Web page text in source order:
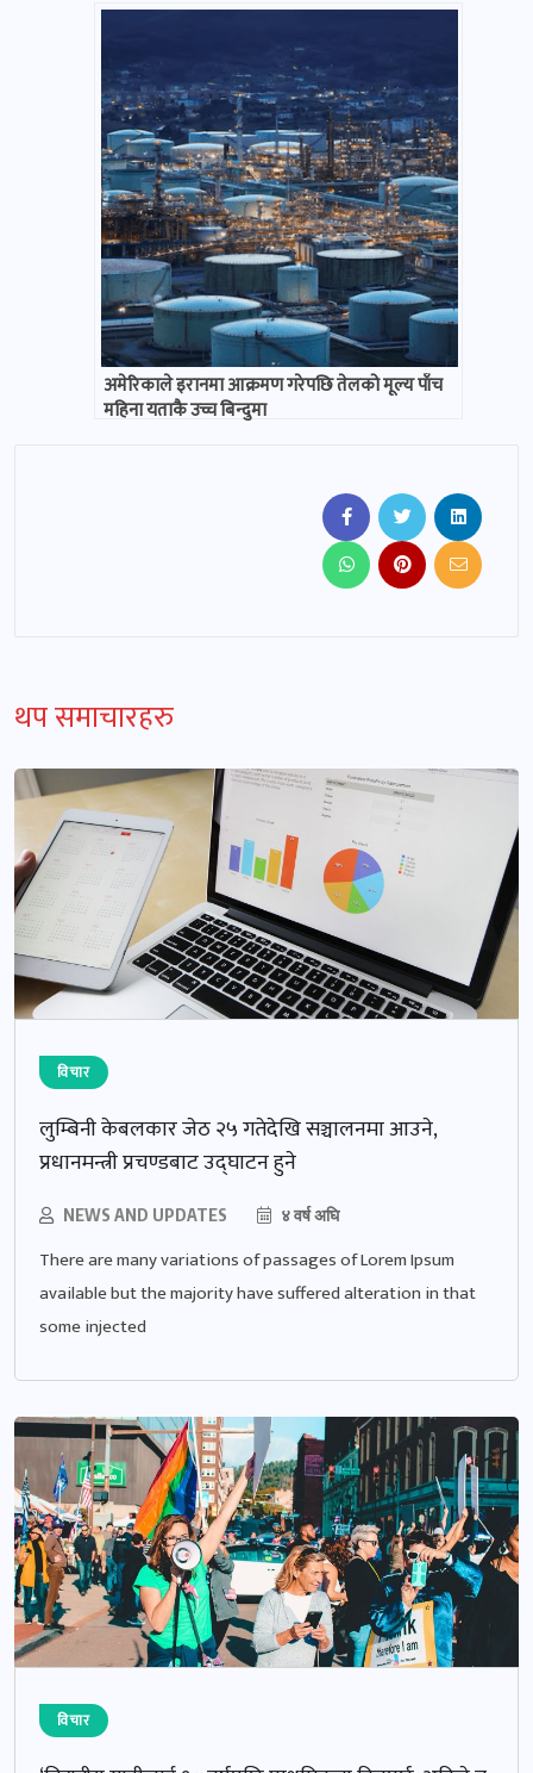
अमेरिकाले इरानमा आक्रमण गरेपछि तेलको मूल्य पाँच
महिना यताकै उच्च बिन्दुमा
थप समाचारहरु
विचार
लुम्बिनी केबलकार जेठ २५ गतेदेखि सञ्चालनमा आउने,
प्रधानमन्त्री प्रचण्डबाट उद्घाटन हुने
NEWS AND UPDATES ४ वर्ष अघि
There are many variations of passages of Lorem Ipsum
available but the majority have suffered alteration in that
some injected
विचार